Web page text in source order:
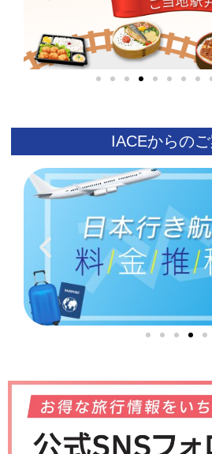
IACEからの